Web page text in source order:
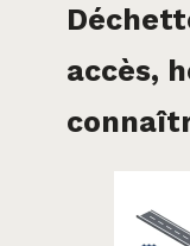
accès,